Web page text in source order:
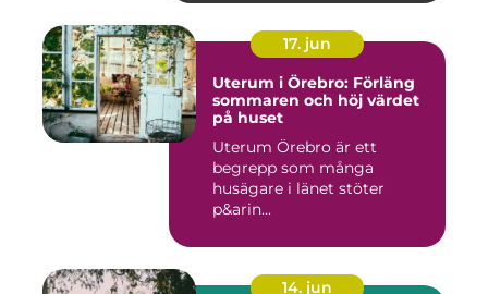
17. jun
Uterum i Örebro: Förläng
sommaren och höj värdet
på huset
Uterum Örebro är ett
begrepp som många
husägare i länet stöter
p&arin...
14. jun